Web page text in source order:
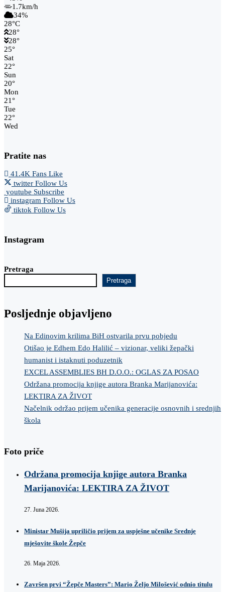
1.7km/h
34%
28°C
28°
28°
25°
Sat
22°
Sun
20°
Mon
21°
Tue
22°
Wed
Pratite nas
41.4K Fans Like
twitter Follow Us
youtube Subscribe
instagram Follow Us
tiktok Follow Us
Instagram
Pretraga
Pretraga
Posljednje objavljeno
Na Edinovim krilima BiH ostvarila prvu pobjedu
Otišao je Edhem Edo Halilić – vizionar, veliki žepački
humanist i istaknuti poduzetnik
EXCEL ASSEMBLIES BH D.O.O.: OGLAS ZA POSAO
Održana promocija knjige autora Branka Marijanovića:
LEKTIRA ZA ŽIVOT
Načelnik održao prijem učenika generacije osnovnih i srednjih
škola
Foto priče
Održana promocija knjige autora Branka
Marijanovića: LEKTIRA ZA ŽIVOT
27. Juna 2026.
Ministar Mušija upriličio prijem za uspješne učenike Srednje
mješovite škole Žepče
26. Maja 2026.
Završen prvi “Žepče Masters”: Mario Željo Milošević odnio titulu